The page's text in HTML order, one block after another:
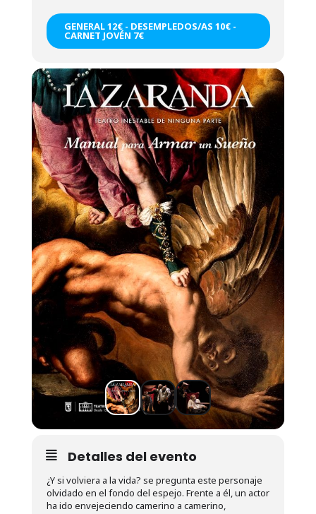
GENERAL 12€ - DESEMPLEDOS/AS 10€ -
CARNET JOVÉN 7€
Detalles del evento
¿Y si volviera a la vida? se pregunta este personaje
olvidado en el fondo del espejo. Frente a él, un actor
ha ido envejeciendo camerino a camerino,